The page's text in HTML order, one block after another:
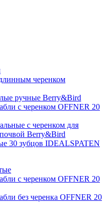
черенком
ручные Berry&Bird
с черенком OFFNER 20
с черенком для
Berry&Bird
30 зубцов IDEALSPATEN
с черенком OFFNER 20
без черенка OFFNER 20